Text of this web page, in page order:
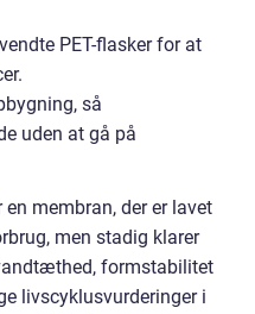
PET-flasker for at
så
uden at gå på
membran, der er lavet
men stadig klarer
formstabilitet
livscyklusvurderinger i